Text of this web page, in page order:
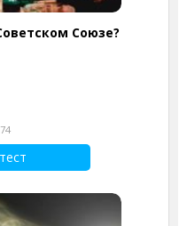
Союзе?